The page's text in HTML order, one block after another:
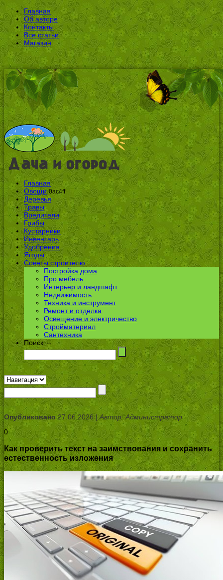
Главная
Об авторе
Контакты
Все статьи
Магазин
Главная
Овощи 0ac4ff
Деревья
Травы
Вредители
Грибы
Кустарники
Инвентарь
Удобрения
Ягоды
Советы строителю
Постройка дома
Про мебель
Интерьер и ландшафт
Недвижимость
Техника и инструмент
Ремонт и отделка
Освещение и электричество
Стройматериал
Сантехника
Поиск →
Опубликовано27.06.2026 |Автор: Администратор
0
Как проверить текст на заимствования и сохранить
естественность изложения